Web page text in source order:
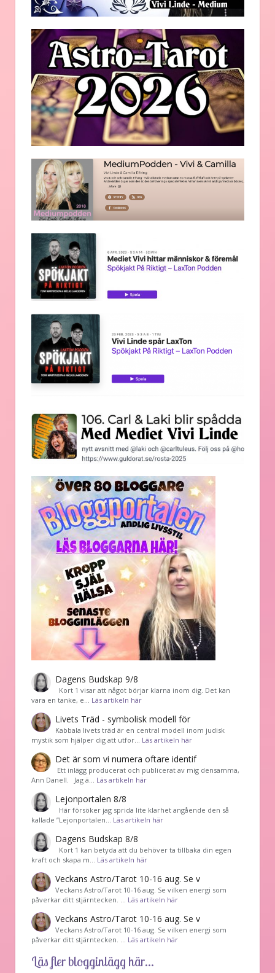
Dagens Budskap 9/8
Kort 1 visar att något börjar klarna inom dig. Det kan
vara en tanke, e… Läs artikeln här
Livets Träd - symbolisk modell för
Kabbala livets träd är en central modell inom judisk
mystik som hjälper dig att utfor… Läs artikeln här
Det är som vi numera oftare identif
͏ Ett inlägg producerat och publicerat av mig densamma,
Ann Danell. Jag ä… Läs artikeln här
Lejonportalen 8/8
Här försöker jag sprida lite klarhet angående den så
kallade ”Lejonportalen… Läs artikeln här
Dagens Budskap 8/8
Kort 1 kan betyda att du behöver ta tillbaka din egen
kraft och skapa m… Läs artikeln här
Veckans Astro/Tarot 10-16 aug. Se v
Veckans Astro/Tarot 10-16 aug. Se vilken energi som
påverkar ditt stjärntecken. … Läs artikeln här
Veckans Astro/Tarot 10-16 aug. Se v
Veckans Astro/Tarot 10-16 aug. Se vilken energi som
påverkar ditt stjärntecken. … Läs artikeln här
Läs fler blogginlägg här...